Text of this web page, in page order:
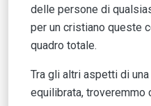
delle persone di
per un cristiano queste
quadro totale.
Tra gli altri aspetti di
equilibrata, troveremmo